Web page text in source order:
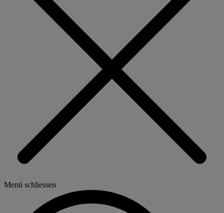
Menü schliessen